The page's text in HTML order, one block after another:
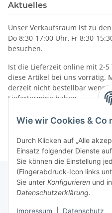
Wie wir Cookies & Co
Durch Klicken auf „Alle
Einsatz folgender Dienste
Sie können die Einstellung
(Fingerabdruck-Icon links
Sie unter Konfigurieren und
Datenschutzerklärung.
Impressum Datenschutz
Aktuelles
Unser Verkaufsraum ist zu
Do 8:30-17:00 Uhr, Fr 8:30-
besuchen.
Ist die Lieferzeit online mit 2-5
diese Artikel bei uns vorrätig.
derzeit nicht bestellbar wenn
Liefertermine haben.
Informationen
Gesetzliche Informationen